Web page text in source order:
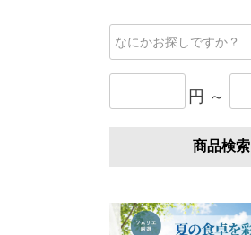
円 ～
商品検索